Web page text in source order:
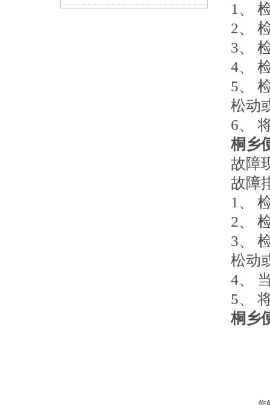
1、
2、
3、
4、
5、
松动
6、
桐乡
故障
故障
1、
2、
3、
松动
4、
5、
桐乡